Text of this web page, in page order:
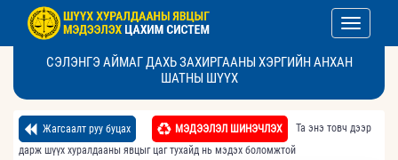
Toggle
СЭЛЭНГЭ АЙМАГ ДАХЬ ЗАХИРГААНЫ ХЭРГИЙН АНХАН
ШАТНЫ ШҮҮХ
Жагсаалт руу буцах МЭДЭЭЛЭЛ ШИНЭЧЛЭХ
Та энэ товч дээр
дарж шүүх хуралдааны явцыг цаг тухайд нь мэдэх боломжтой